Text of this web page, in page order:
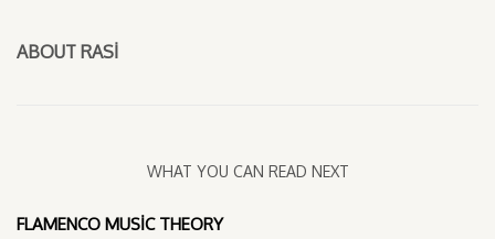
ABOUT RASI
WHAT YOU CAN READ NEXT
FLAMENCO MUSIC THEORY